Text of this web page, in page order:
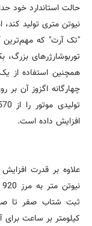
نیوتن متری تولید
"تک آرت" که مهم‌ترین
توربوشارژرهای
همچنین استفاده از
چهارگانه اگزوز آن
افزایش داده است.
کیلومتر بر ساعت